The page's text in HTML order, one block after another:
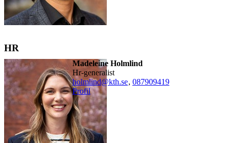
HR
Madeleine Holmlind
hr-generalist
holmlind@kth.se, 087909419
Profil